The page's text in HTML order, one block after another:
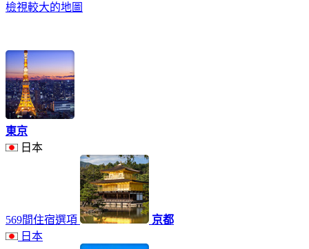
檢視較大的地圖
東京
日本
569間住宿選項
京都
日本